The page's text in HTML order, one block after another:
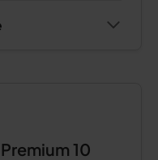
10